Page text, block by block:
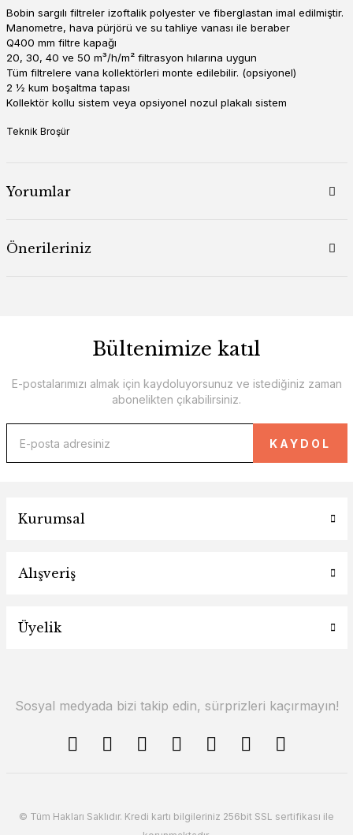
Bobin sargılı filtreler izoftalik polyester ve fiberglastan imal edilmiştir.
Manometre, hava pürjörü ve su tahliye vanası ile beraber
Q400 mm filtre kapağı
20, 30, 40 ve 50 m³/h/m² filtrasyon hılarına uygun
Tüm filtrelere vana kollektörleri monte edilebilir. (opsiyonel)
2 ½ kum boşaltma tapası
Kollektör kollu sistem veya opsiyonel nozul plakalı sistem
Teknik Broşür
Yorumlar
Önerileriniz
Bültenimize katıl
E-postalarımızı almak için kaydoluyorsunuz ve istediğiniz zaman
abonelikten çıkabilirsiniz.
KAYDOL
Kurumsal
Alışveriş
Üyelik
Sosyal medyada bizi takip edin, sürprizleri kaçırmayın!
© Tüm Hakları Saklıdır. Kredi kartı bilgileriniz 256bit SSL sertifikası ile